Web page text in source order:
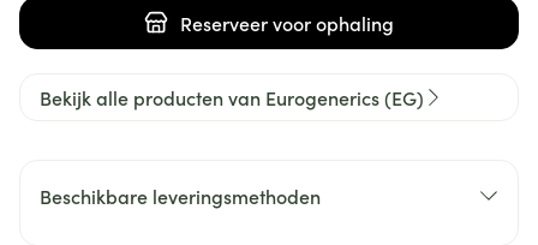
Reserveervoor ophaling
Bekijk alle producten van Eurogenerics (EG)
Beschikbare leveringsmethoden